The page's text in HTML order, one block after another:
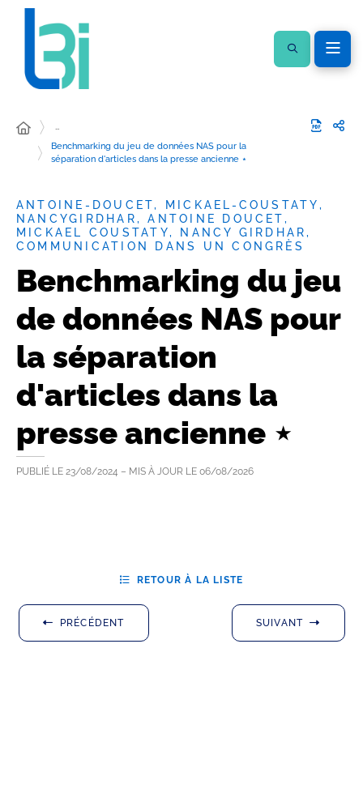
…
Benchmarking du jeu de données NAS pour la
séparation d'articles dans la presse ancienne ⋆
ANTOINE-DOUCET, MICKAEL-COUSTATY,
NANCYGIRDHAR, ANTOINE DOUCET,
MICKAEL COUSTATY, NANCY GIRDHAR,
COMMUNICATION DANS UN CONGRÈS
Benchmarking du jeu
de données NAS pour
la séparation
d'articles dans la
presse ancienne ⋆
PUBLIÉ LE 23/08/2024 – MIS À JOUR LE 06/08/2026
PRÉCÉDENT
RETOUR À LA LISTE
SUIVANT